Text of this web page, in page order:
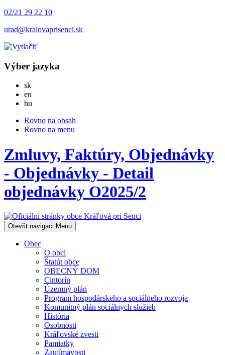
02/21 29 22 10
urad@kralovaprisenci.sk
Výber jazyka
skSlovensky
en
hu
Rovno na obsah
Rovno na menu
Zmluvy, Faktúry, Objednávky
- Objednávky - Detail
objednávky O2025/2
Otevřit navigaci Menu
Obec
O obci
Štatút obce
OBECNÝ DOM
Cintorín
Územný plán
Program hospodárskeho a sociálneho rozvoja
Komunitný plán sociálnych služieb
História
Osobnosti
Kráľovské zvesti
Pamiatky
Zaujímavosti